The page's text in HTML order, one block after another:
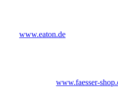
www.eaton.de
www.faesser-